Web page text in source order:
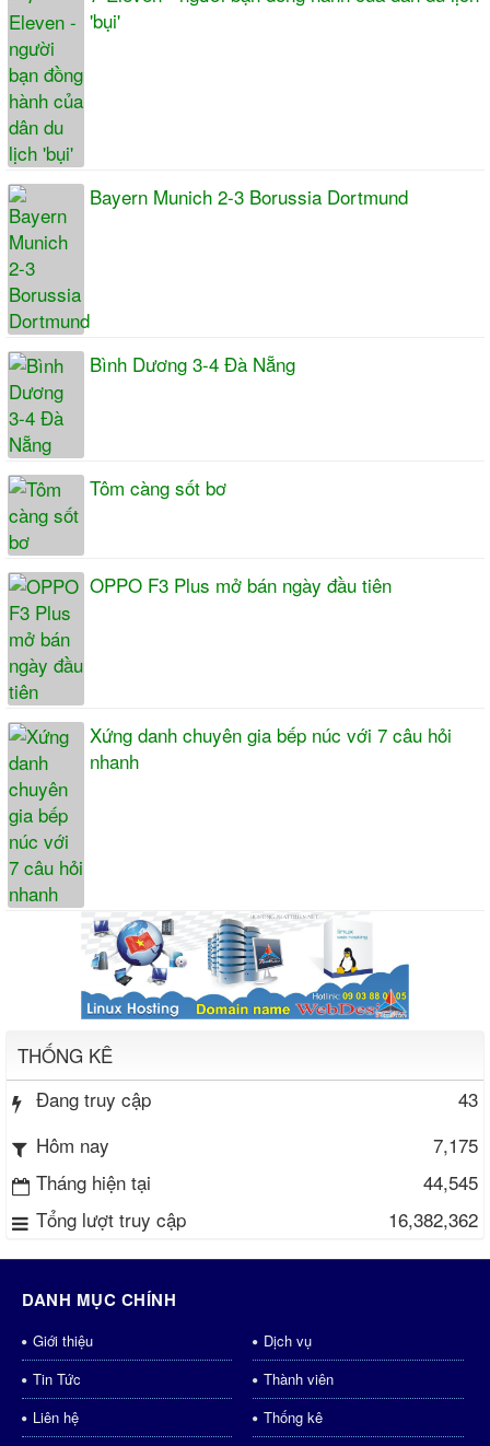
'bụi'
Bayern Munich 2-3 Borussia Dortmund
Bình Dương 3-4 Đà Nẵng
Tôm càng sốt bơ
OPPO F3 Plus mở bán ngày đầu tiên
Xứng danh chuyên gia bếp núc với 7 câu hỏi
nhanh
THỐNG KÊ
Đang truy cập
43
Hôm nay
7,175
Tháng hiện tại
44,545
Tổng lượt truy cập
16,382,362
DANH MỤC CHÍNH
Giới thiệu
Dịch vụ
Tin Tức
Thành viên
Liên hệ
Thống kê